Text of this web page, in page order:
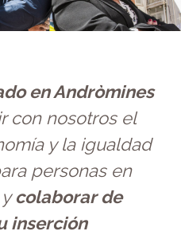
en Andròmines
con nosotros el
y la igualdad
personas en
colaborar de
inserción